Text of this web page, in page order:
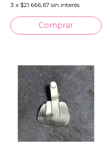
3 x $21.666,67 sin interés
Comprar